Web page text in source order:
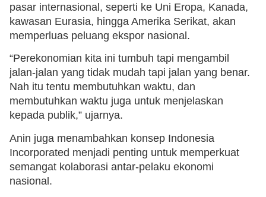
pasar internasional, seperti ke Uni Eropa, Kanada,
kawasan Eurasia, hingga Amerika Serikat, akan
memperluas peluang ekspor nasional.
“Perekonomian kita ini tumbuh tapi mengambil
jalan-jalan yang tidak mudah tapi jalan yang benar.
Nah itu tentu membutuhkan waktu, dan
membutuhkan waktu juga untuk menjelaskan
kepada publik,” ujarnya.
Anin juga menambahkan konsep Indonesia
Incorporated menjadi penting untuk memperkuat
semangat kolaborasi antar-pelaku ekonomi
nasional.